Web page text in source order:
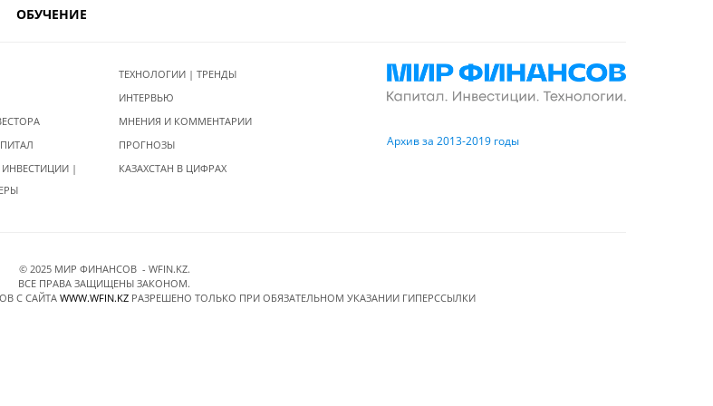
ОБУЧЕНИЕ
|
ТЕХНОЛОГИИ | ТРЕНДЫ
ИНТЕРВЬЮ
МНЕНИЯ И КОММЕНТАРИИ
ПРОГНОЗЫ
КАЗАХСТАН В ЦИФРАХ
Архив за 2013-2019 годы
© 2025 МИР ФИНАНСОВ - WFIN.KZ.
ВСЕ ПРАВА ЗАЩИЩЕНЫ ЗАКОНОМ.
C САЙТА WWW.WFIN.KZ РАЗРЕШЕНО ТОЛЬКО ПРИ ОБЯЗАТЕЛЬНОМ УКАЗАНИИ ГИПЕРССЫЛКИ